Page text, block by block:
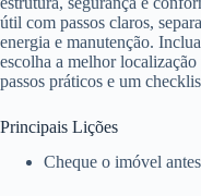
útil com passos claros,
energia e manutenção.
escolha a melhor
passos práticos e um
Principais Lições
Cheque o imóvel